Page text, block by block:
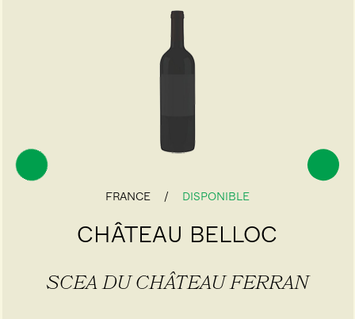
FRANCE DISPONIBLE
CHÂTEAU BELLOC
SCEA DU CHÂTEAU FERRAN